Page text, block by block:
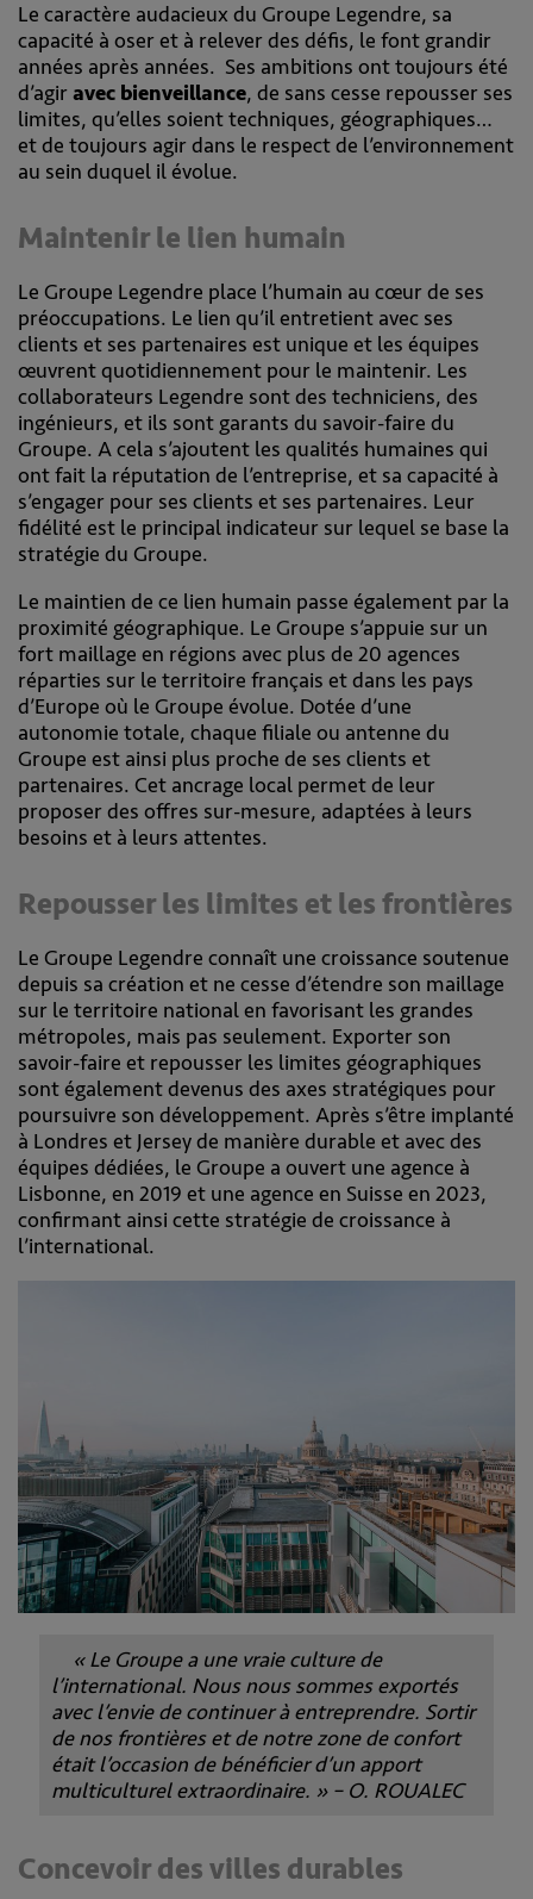
Le caractère audacieux du Groupe Legendre, sa
capacité à oser et à relever des défis, le font grandir
années après années. Ses ambitions ont toujours été
d’agiravec bienveillance, de sans cesse repousser ses
limites, qu’elles soient techniques, géographiques…
et de toujours agir dans le respect de l’environnement
au sein duquel il évolue.
Maintenir le lien humain
Le Groupe Legendre place l’humain au cœur de ses
préoccupations. Le lien qu’il entretient avec ses
clients et ses partenaires est unique et les équipes
œuvrent quotidiennement pour le maintenir. Les
collaborateurs Legendre sont des techniciens, des
ingénieurs, et ils sont garants du savoir-faire du
Groupe. A cela s’ajoutent les qualités humaines qui
ont fait la réputation de l’entreprise, et sa capacité à
s’engager pour ses clients et ses partenaires. Leur
fidélité est le principal indicateur sur lequel se base la
stratégie du Groupe.
Le maintien de ce lien humain passe également par la
proximité géographique. Le Groupe s’appuie sur un
fort maillage en régions avec plus de 20 agences
réparties sur le territoire français et dans les pays
d’Europe où le Groupe évolue. Dotée d’une
autonomie totale, chaque filiale ou antenne du
Groupe est ainsi plus proche de ses clients et
partenaires. Cet ancrage local permet de leur
proposer des offres sur-mesure, adaptées à leurs
besoins et à leurs attentes.
Repousser les limites et les frontières
Le Groupe Legendre connaît une croissance soutenue
depuis sa création et ne cesse d’étendre son maillage
sur le territoire national en favorisant les grandes
métropoles, mais pas seulement. Exporter son
savoir-faire et repousser les limites géographiques
sont également devenus des axes stratégiques pour
poursuivre son développement. Après s’être implanté
à Londres et Jersey de manière durable et avec des
équipes dédiées, le Groupe a ouvert une agence à
Lisbonne, en 2019 et une agence en Suisse en 2023,
confirmant ainsi cette stratégie de croissance à
l’international.
« Le Groupe a une vraie culture de
l’international. Nous nous sommes exportés
avec l’envie de continuer à entreprendre. Sortir
de nos frontières et de notre zone de confort
était l’occasion de bénéficier d’un apport
multiculturel extraordinaire. » – O. ROUALEC
Concevoir des villes durables